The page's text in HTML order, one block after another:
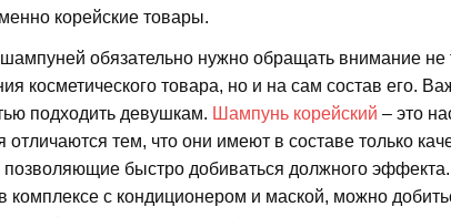
корейские товары.
обязательно нужно обращать внимание не
косметического товара, но и на сам состав его.
подходить девушкам. Шампунь корейский – это
отличаются тем, что они имеют в составе только
позволяющие быстро добиваться должного
комплексе с кондиционером и маской, можно